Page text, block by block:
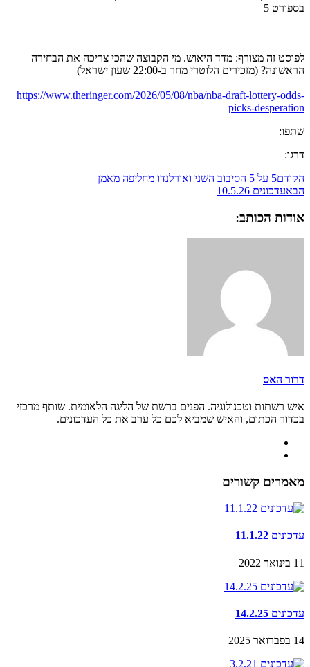
בספורט 5
לפוסט זה מצורף: מדד היאוש. מי הקבוצה שהכי צריכה את הבחירה
הראשונה? (מזכירים הלוטרי מחר ב-22:00 שעון ישראל)
https://www.theringer.com/2026/05/08/nba/nba-draft-lottery-odds-
picks-desperation
שתפו:
דרגו:
הקודם5 על 5 הסיבוב השני ואורלנדו מחליפה מאמן
הבאעדכונים 10.5.26
אודות הכותב:
דרור האס
איש רשתות וטכנולוגיה. הפנים ברשת של הליגה הלאומית. שותף מרכזי
בכדור הכתום, והאיש שמביא לכם כל ערב את כל העדכונים.
מאמרים קשורים
עדכונים 11.1.22
11 בינואר 2022
עדכונים 14.2.25
14 בפברואר 2025